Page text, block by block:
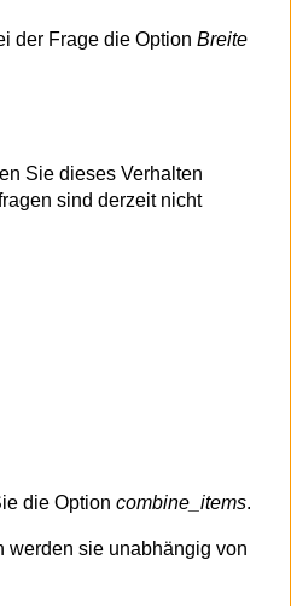
der Frage die Option Breite
Sie dieses Verhalten
sind derzeit nicht
die Option combine_items.
werden sie unabhängig von